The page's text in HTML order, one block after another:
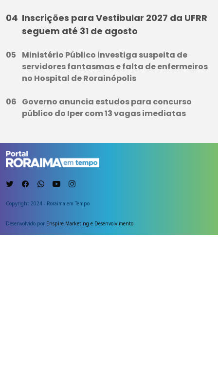
Inscrições para Vestibular 2027 da UFRR
seguem até 31 de agosto
Ministério Público investiga suspeita de
servidores fantasmas e falta de enfermeiros
no Hospital de Rorainópolis
Governo anuncia estudos para concurso
público do Iper com 13 vagas imediatas
Copyright 2024 - Roraima em Tempo
Desenvolvido por Enspire Marketing e Desenvolvimento